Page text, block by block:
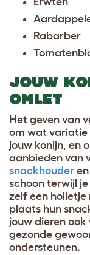
Rabarber
JOUW
OMLET
Het geven van
om wat variatie
jouw konijn, en
aanbieden van
snackhouder
schoon terwijl
zelf een holletje
plaats hun
jouw dieren ook
gezonde
ondersteunen.